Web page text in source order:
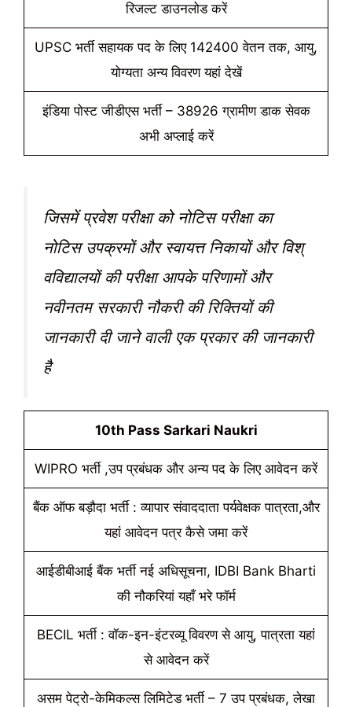
रिजल्ट डाउनलोड करें
UPSC भर्ती सहायक पद के लिए 142400 वेतन तक, आयु,
योग्यता अन्य विवरण यहां देखें
इंडिया पोस्ट जीडीएस भर्ती – 38926 ग्रामीण डाक सेवक
अभी अप्लाई करें
जिसमें प्रवेश परीक्षा को नोटिस परीक्षा का
नोटिस उपक्रमों और स्वायत्त निकायों और विश्
वविद्यालयों की परीक्षा आपके परिणामों और
नवीनतम सरकारी नौकरी की रिक्तियों की
जानकारी दी जाने वाली एक प्रकार की जानकारी
है
10th Pass Sarkari Naukri
WIPRO भर्ती ,उप प्रबंधक और अन्य पद के लिए आवेदन करें
बैंक ऑफ बड़ौदा भर्ती : व्यापार संवाददाता पर्यवेक्षक पात्रता,और
यहां आवेदन पत्र कैसे जमा करें
आईडीबीआई बैंक भर्ती नई अधिसूचना, IDBI Bank Bharti
की नौकरियां यहाँ भरे फॉर्म
BECIL भर्ती : वॉक-इन-इंटरव्यू विवरण से आयु, पात्रता यहां
से आवेदन करें
असम पेट्रो-केमिकल्स लिमिटेड भर्ती – 7 उप प्रबंधक, लेखा